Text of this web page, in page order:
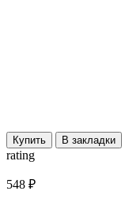
Купить В закладки
rating
548 ₽